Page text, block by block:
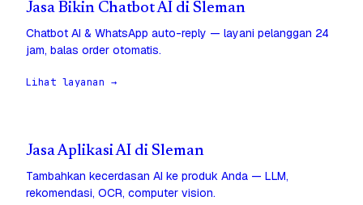
Jasa Bikin Chatbot AI di Sleman
Chatbot AI & WhatsApp auto-reply — layani pelanggan 24
jam, balas order otomatis.
Lihat layanan →
Jasa Aplikasi AI di Sleman
Tambahkan kecerdasan AI ke produk Anda — LLM,
rekomendasi, OCR, computer vision.